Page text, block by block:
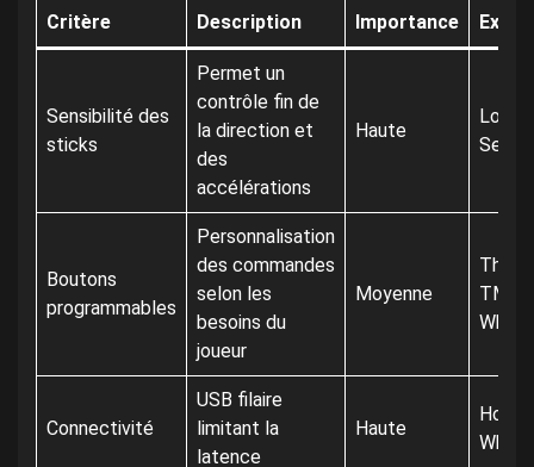
Critère Description Importance
Sensibilité des
sticks
Permet un
contrôle fin de
la direction et
des
accélérations
Haute
Series
Boutons
programmables
Personnalisation
des commandes
selon les
besoins du
joueur
Moyenne
TM
Wheel
Connectivité
USB filaire
limitant la
latence
Haute
Hori